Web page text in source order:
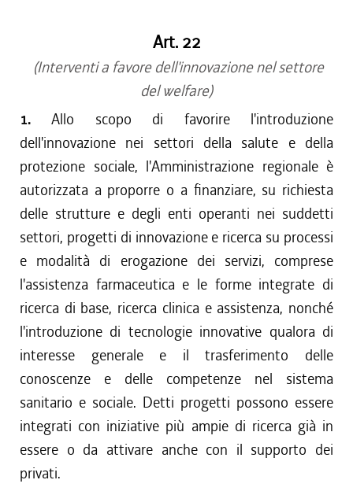
Art. 22
(Interventi a favore dell'innovazione nel settore
del welfare)
1. Allo scopo di favorire l'introduzione
dell'innovazione nei settori della salute e della
protezione sociale, l'Amministrazione regionale è
autorizzata a proporre o a finanziare, su richiesta
delle strutture e degli enti operanti nei suddetti
settori, progetti di innovazione e ricerca su processi
e modalità di erogazione dei servizi, comprese
l'assistenza farmaceutica e le forme integrate di
ricerca di base, ricerca clinica e assistenza, nonché
l'introduzione di tecnologie innovative qualora di
interesse generale e il trasferimento delle
conoscenze e delle competenze nel sistema
sanitario e sociale. Detti progetti possono essere
integrati con iniziative più ampie di ricerca già in
essere o da attivare anche con il supporto dei
privati.